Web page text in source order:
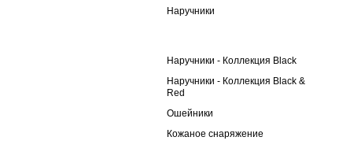
Наручники
Наручники - Коллекция Black
Наручники - Коллекция Black &
Red
Ошейники
Кожаное снаряжение